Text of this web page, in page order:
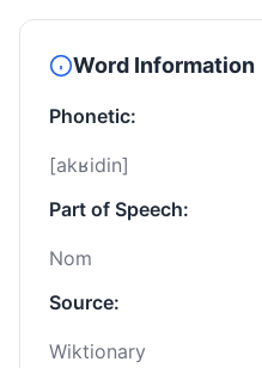
Word Information
Phonetic:
[akʁidin]
Part of Speech:
Nom
Source:
Wiktionary